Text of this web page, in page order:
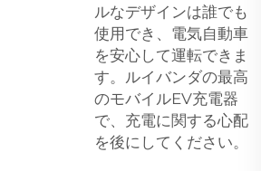
ルなデザインは誰でも
使用でき、電気自動車
を安心して運転できま
す。ルイバンダの最高
のモバイルEV充電器
で、充電に関する心配
を後にしてください。